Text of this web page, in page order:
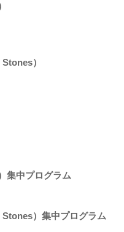
）
集中プログラム
）集中プログラム